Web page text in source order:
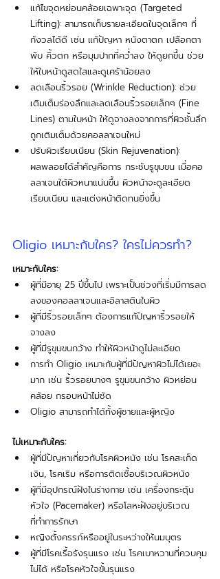
แก้ไขจุดหย่อนคล้อยเฉพาะจุด (Targeted
Lifting): สามารถเก็บรายละเอียดในจุดเล็กๆ ที่
กังวลได้ดี เช่น แก้ปัญหา หนังตาตก เปลือกตา
พับ คิ้วตก หรือมุมปากที่คว่ำลง ให้ดูยกขึ้น ช่วย
ให้ใบหน้าดูสดใสและดูเศร้าน้อยลง
ลดเลือนริ้วรอย (Wrinkle Reduction): ช่วย
เติมเต็มร่องลึกและลดเลือนริ้วรอยเล็กๆ (Fine
Lines) ตามใบหน้า ให้ดูจางลงจากการที่ผิวชั้นลึก
ถูกเติมเต็มด้วยคอลลาเจนใหม่
ปรับผิวเรียบเนียน (Skin Rejuvenation):
ผลพลอยได้สำคัญคือการ กระชับรูขุมขน เมื่อคอ
ลลาเจนใต้ผิวหนาแน่นขึ้น ผิวหน้าจะดูละเอียด
เรียบเนียน และแต่งหน้าติดทนยิ่งขึ้น
Oligio เหมาะกับใคร? ใครไม่ควรทำ?
เหมาะกับใคร:
ผู้ที่มีอายุ 25 ปีขึ้นไป เพราะเป็นช่วงที่เริ่มมีการลด
ลงของคอลลาเจนและอิลาสตินในผิว
ผู้ที่มีริ้วรอยเล็กๆ ต้องการแก้ปัญหาริ้วรอยให้
จางลง
ผู้ที่มีรูขุมขนกว้าง ทำให้ผิวหน้าดูไม่ละเอียด
การทำ Oligio เหมาะกับผู้ที่มีปัญหาผิวไม่ได้เยอะ
มาก เช่น ริ้วรอยบางๆ รูขุมขนกว้าง ผิวหย่อน
คล้อย กรอบหน้าไม่ชัด
Oligio สามารถทำได้ทั้งผู้ชายและผู้หญิง
ไม่เหมาะกับใคร:
ผู้ที่มีปัญหาเกี่ยวกับโรคผิวหนัง เช่น โรคสะเก็ด
เงิน, โรคเริม หรือการติดเชื้อบริเวณผิวหนัง
ผู้ที่มีอุปกรณ์ฝังในร่างกาย เช่น เครื่องกระตุ้น
หัวใจ (Pacemaker) หรือโลหะฝังอยู่บริเวณ
ที่ทำการรักษา
หญิงตั้งครรภ์หรืออยู่ในระหว่างให้นมบุตร
ผู้ที่มีโรคเรื้อรังรุนแรง เช่น โรคเบาหวานที่ควบคุม
ไม่ได้ หรือโรคหัวใจขั้นรุนแรง